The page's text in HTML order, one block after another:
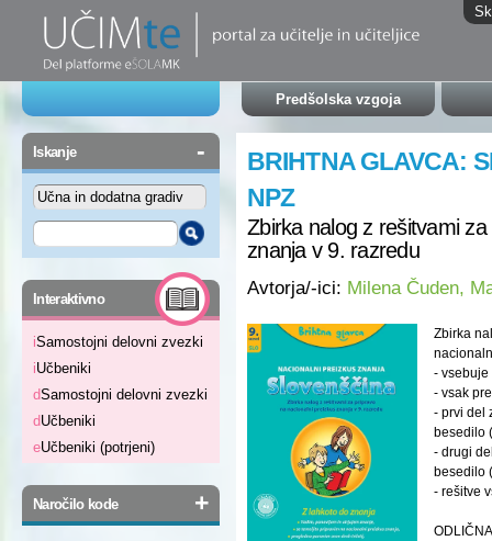
Predšolska vzgoja
Iskanje -
Interaktivno -
iSamostojni delovni zvezki
iUčbeniki
dSamostojni delovni zvezki
dUčbeniki
eUčbeniki (potrjeni)
Naročilo kode +
BRIHTNA GLAVCA:
NPZ
Zbirka nalog z rešitvami
znanja v 9. razredu
Avtorja/-ici: Milena Čuden,
Zbirka
- vsebuje
- vsak
- prvi del
besedilo
- drugi
besedilo
- rešitve